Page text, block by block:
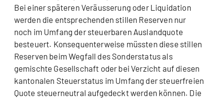
Bei einer späteren Veräusserung oder Liquidation
werden die entsprechenden stillen Reserven nur
noch im Umfang der steuerbaren Auslandquote
besteuert. Konsequenterweise müssten diese stillen
Reserven beim Wegfall des Sonderstatus als
gemischte Gesellschaft oder bei Verzicht auf diesen
kantonalen Steuerstatus im Umfang der steuerfreien
Quote steuerneutral aufgedeckt werden können. Die